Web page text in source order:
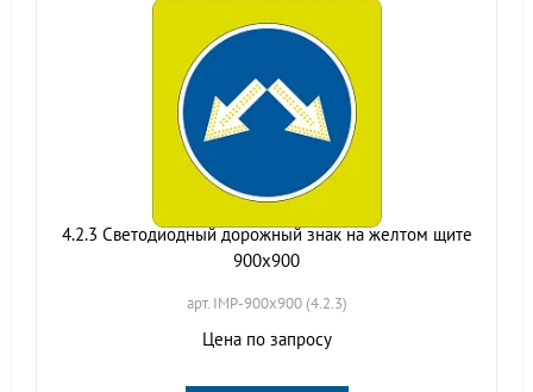
4.2.3 Светодиодный дорожный знак на желтом щите
900x900
арт. IMP-900x900 (4.2.3)
Цена по запросу